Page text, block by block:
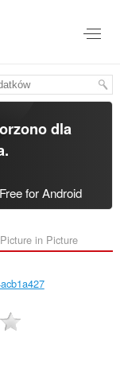
dla
.
Free for Android
Picture in Picture‎